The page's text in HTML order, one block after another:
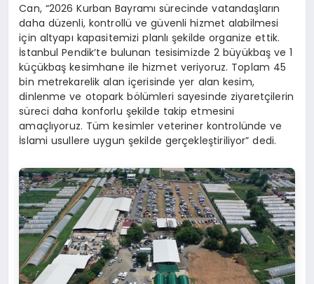
Can, “2026 Kurban Bayramı sürecinde vatandaşların
daha düzenli, kontrollü ve güvenli hizmet alabilmesi
için altyapı kapasitemizi planlı şekilde organize ettik.
İstanbul Pendik’te bulunan tesisimizde 2 büyükbaş ve 1
küçükbaş kesimhane ile hizmet veriyoruz. Toplam 45
bin metrekarelik alan içerisinde yer alan kesim,
dinlenme ve otopark bölümleri sayesinde ziyaretçilerin
süreci daha konforlu şekilde takip etmesini
amaçlıyoruz. Tüm kesimler veteriner kontrolünde ve
İslami usullere uygun şekilde gerçekleştiriliyor” dedi.